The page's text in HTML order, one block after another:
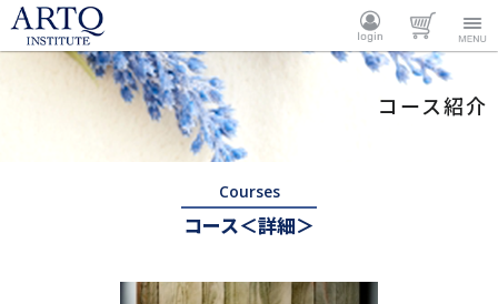
ARTQ
INSTITUTE
Menu
カート
ログイ
コース紹介
Courses
コース＜詳細＞